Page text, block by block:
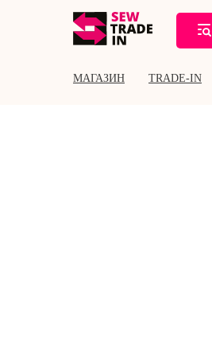
МАГАЗИН TRADE-IN